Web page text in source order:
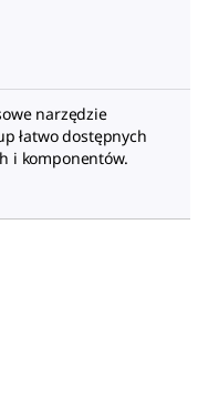
narzędzie
łatwo dostępnych
i komponentów.